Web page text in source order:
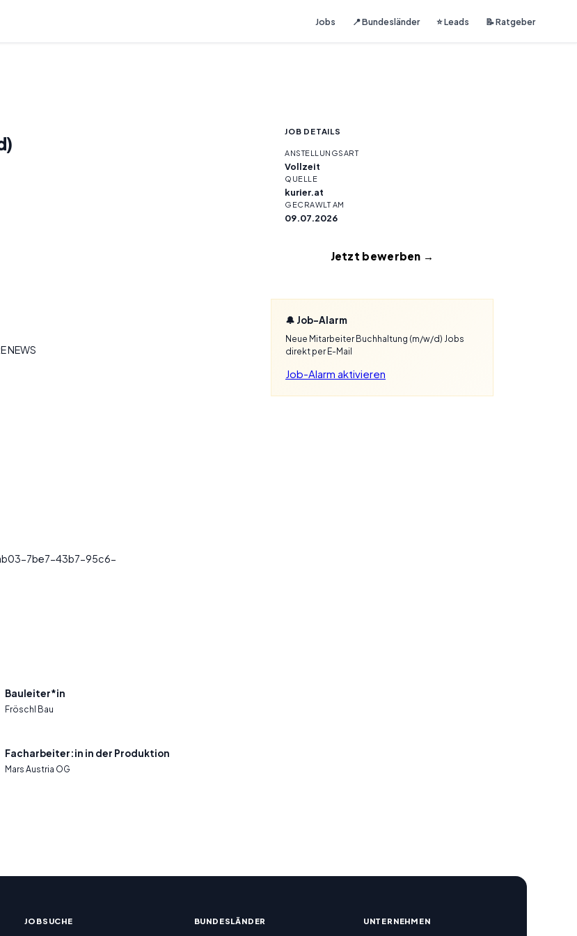
Jobs 📍 Bundesländer ⭐ Leads 📝 Ratgeber
NEWS
7be7-43b7-95c6-
Bauleiter*in
Fröschl Bau
Facharbeiter:in in der Produktion
Mars Austria OG
JOB DETAILS
ANSTELLUNGSART
Vollzeit
QUELLE
kurier.at
GECRAWLT AM
09.07.2026
Jetzt bewerben →
🔔 Job-Alarm
Neue Mitarbeiter Buchhaltung (m/w/d) Jobs
direkt per E-Mail
Job-Alarm aktivieren
JOBSUCHE BUNDESLÄNDER UNTERNEHMEN